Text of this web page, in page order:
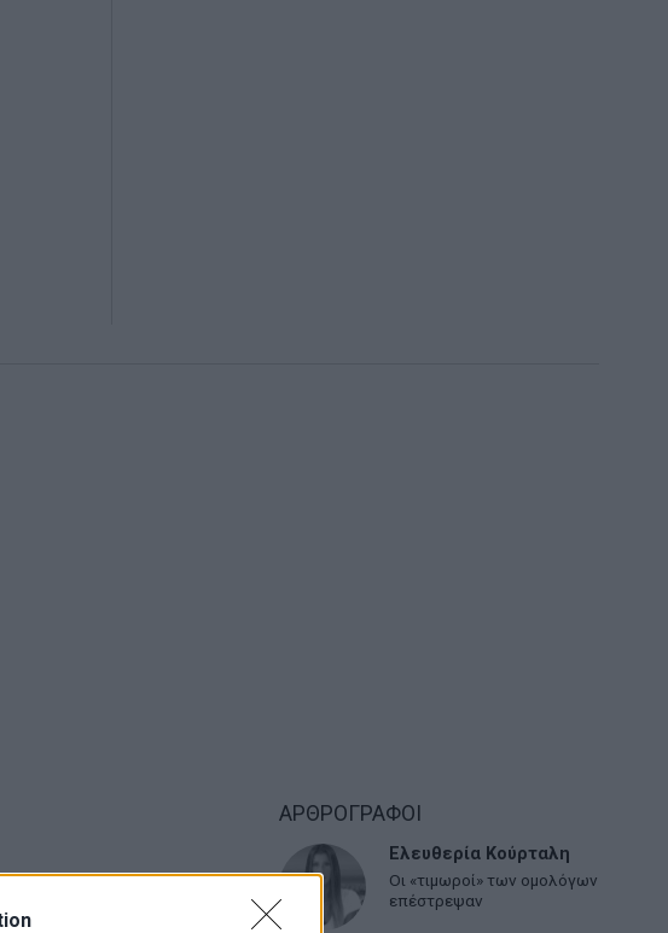
ΑΡΘΡΟΓΡΑΦΟΙ
Ελευθερία Κούρταλη
Οι «τιμωροί» των ομολόγων
επέστρεψαν